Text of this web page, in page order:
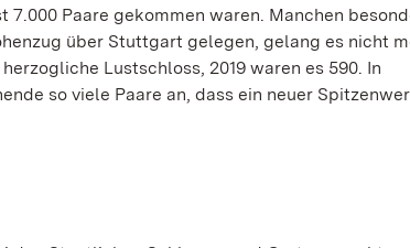
Paare gekommen waren. Manchen
über Stuttgart gelegen, gelang es nicht
Lustschloss, 2019 waren es 590. In
so viele Paare an, dass ein neuer